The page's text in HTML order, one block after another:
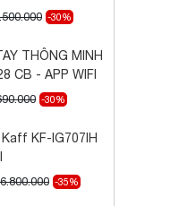
-30%
THÔNG MINH
CB - APP WIFI
-30%
KF-IG707IH
-35%